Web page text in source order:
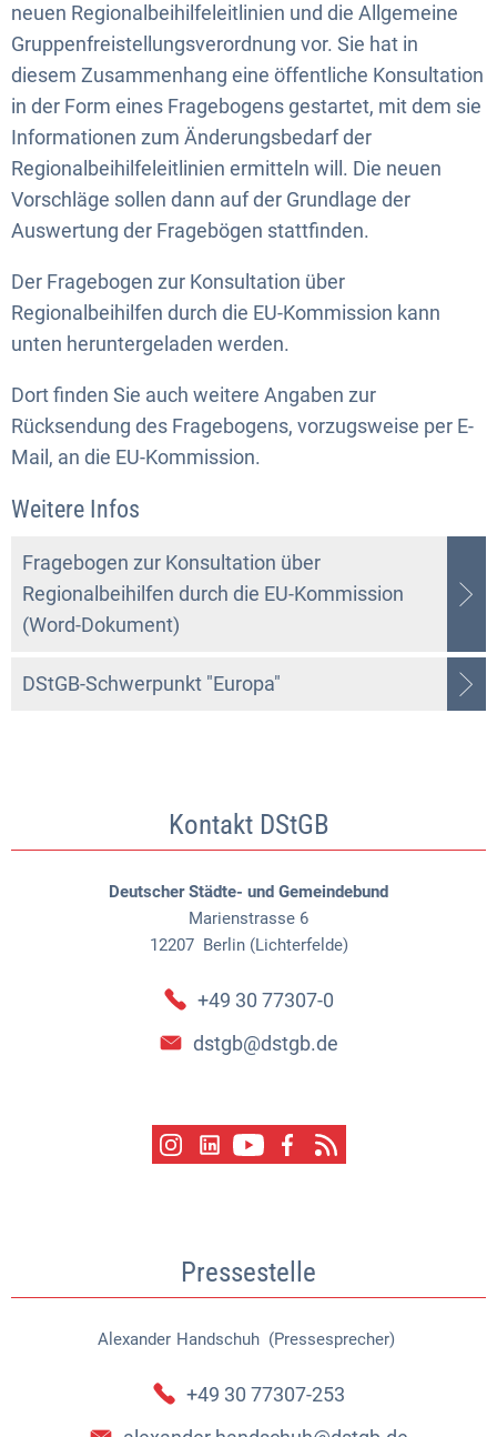
neuen Regionalbeihilfeleitlinien und die Allgemeine
Gruppenfreistellungsverordnung vor. Sie hat in
diesem Zusammenhang eine öffentliche Konsultation
in der Form eines Fragebogens gestartet, mit dem sie
Informationen zum Änderungsbedarf der
Regionalbeihilfeleitlinien ermitteln will. Die neuen
Vorschläge sollen dann auf der Grundlage der
Auswertung der Fragebögen stattfinden.
Der Fragebogen zur Konsultation über
Regionalbeihilfen durch die EU-Kommission kann
unten heruntergeladen werden.
Dort finden Sie auch weitere Angaben zur
Rücksendung des Fragebogens, vorzugsweise per E-
Mail, an die EU-Kommission.
Weitere Infos
Fragebogen zur Konsultation über
Regionalbeihilfen durch die EU-Kommission
(Word-Dokument)
DStGB-Schwerpunkt "Europa"
Kontakt DStGB
Deutscher Städte- und Gemeindebund
Marienstrasse 6
12207 Berlin (Lichterfelde)
+49 30 77307-0
dstgb@dstgb.de
Pressestelle
Alexander Handschuh (Pressesprecher)
Alexander Handschuh
+49 30 77307-253